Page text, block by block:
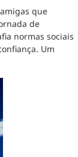
que
de
normas sociais
Um